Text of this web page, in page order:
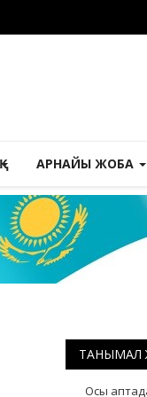
АРНАЙЫ ЖОБА
ТАНЫМАЛ
Осы